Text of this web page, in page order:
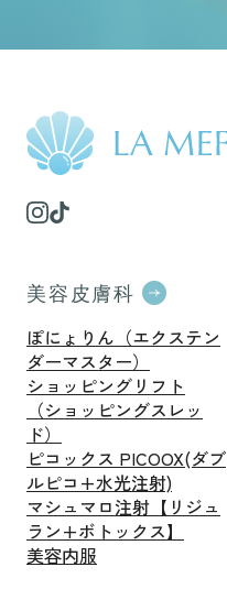
美容皮膚科
ぽにょりん（エクステン
ダーマスター）
ショッピングリフト
（ショッピングスレッ
ド）
ピコックス PICOOX(ダブ
ルピコ+水光注射)
マシュマロ注射【リジュ
ラン+ボトックス】
美容内服